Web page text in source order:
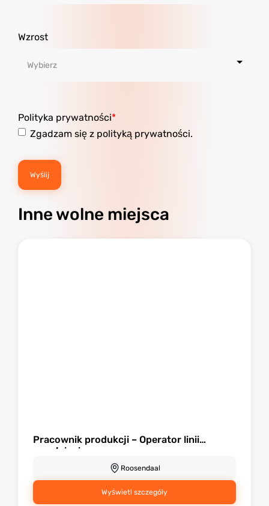
Wzrost
Polityka prywatności
Zgadzam się z polityką prywatności.
Inne wolne miejsca
Pracownik produkcji – Operator linii
napełniania
Roosendaal
Wyświetl szczegóły